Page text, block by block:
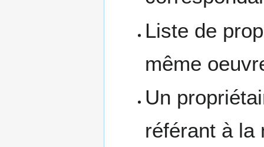
Liste de
même
Un
référant à la